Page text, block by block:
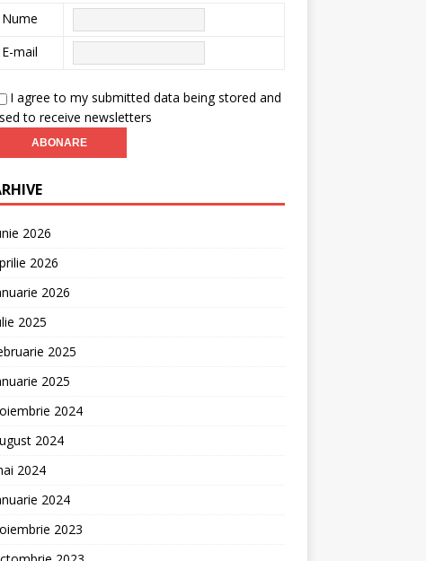
Nume
E-mail
I agree to my submitted data being stored and
to receive newsletters
2026
2026
2026
2025
2025
2025
2024
2024
2024
2024
2023